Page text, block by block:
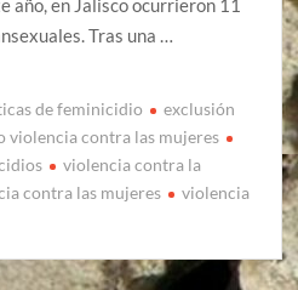
año, en Jalisco ocurrieron 11
Tras una …
de feminicidio
exclusión
violencia contra las mujeres
violencia contra la
contra las mujeres
violencia